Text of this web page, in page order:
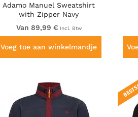
Adamo Manuel Sweatshirt
with Zipper Navy
Van 89,99 € Incl. Btw
Voeg toe aan winkelmandje